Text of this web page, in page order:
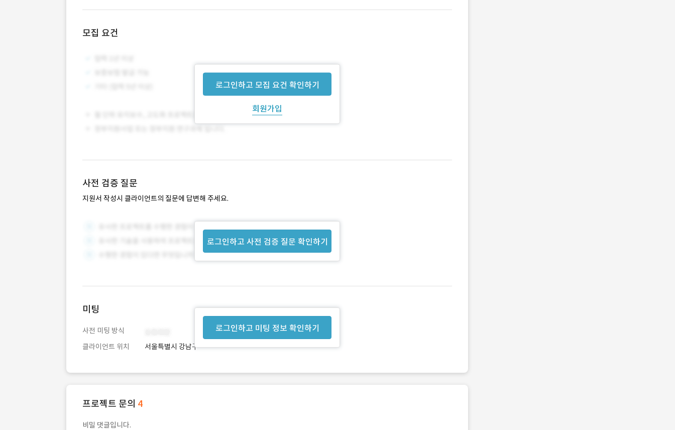
모집 요건
로그인하고 모집 요건 확인하기
회원가입
사전 검증 질문
지원서 작성시 클라이언트의 질문에 답변해 주세요.
로그인하고 사전 검증 질문 확인하기
로그인하고 미팅 정보 확인하기
미팅
사전 미팅 방식
클라이언트 위치
서울특별시 강남구
프로젝트 문의 4
비밀 댓글입니다.